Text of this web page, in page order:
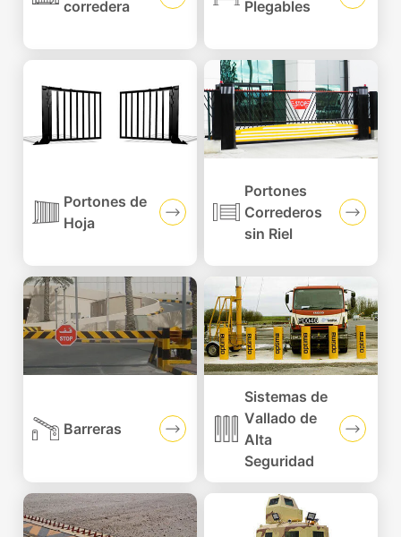
corredera Plegables
Portones de
Hoja
Portones
Correderos
sin Riel
Barreras
Sistemas de
Vallado de
Alta
Seguridad